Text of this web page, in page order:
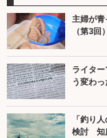
主婦が
（第3回）
ライタ
う変わっ
「釣り
検討 知